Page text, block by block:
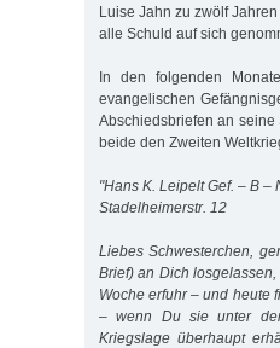
Luise Jahn zu zwölf
alle Schuld auf sich
In den folgenden
evangelischen
Abschiedsbriefen an
beide den Zweiten
"Hans K. Leipelt Gef. – B
Stadelheimerstr. 12
Liebes Schwesterchen,
Brief) an Dich
Woche erfuhr – und heute
– wenn Du sie unter
Kriegslage überhaupt